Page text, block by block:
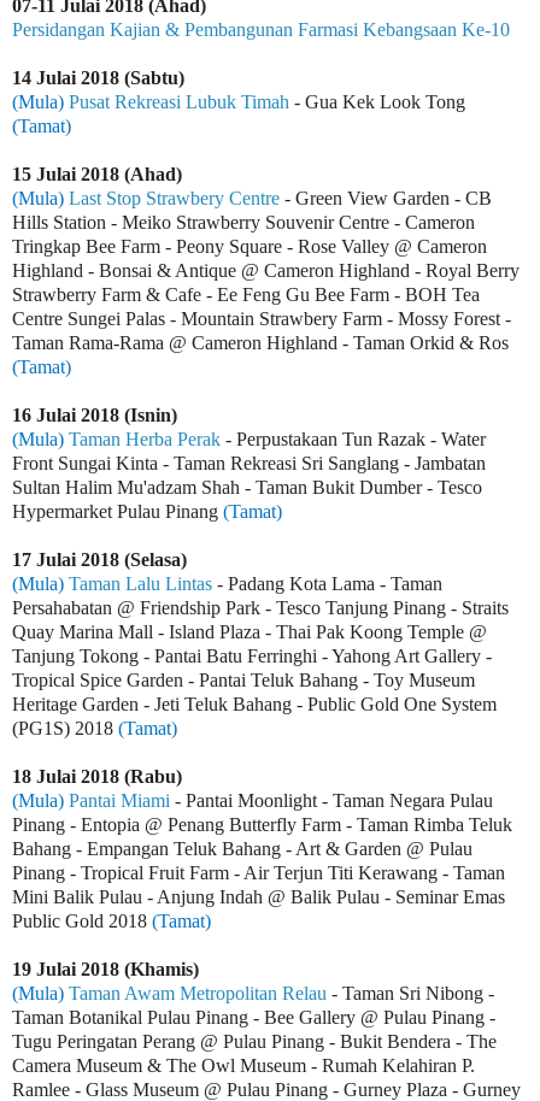
07-11 Julai 2018 (Ahad)
Persidangan Kajian & Pembangunan Farmasi Kebangsaan Ke-10
14 Julai 2018 (Sabtu)
(Mula) Pusat Rekreasi Lubuk Timah - Gua Kek Look Tong
(Tamat)
15 Julai 2018 (Ahad)
(Mula) Last Stop Strawbery Centre - Green View Garden - CB
Hills Station - Meiko Strawberry Souvenir Centre - Cameron
Tringkap Bee Farm - Peony Square - Rose Valley @ Cameron
Highland - Bonsai & Antique @ Cameron Highland - Royal Berry
Strawberry Farm & Cafe - Ee Feng Gu Bee Farm - BOH Tea
Centre Sungei Palas - Mountain Strawbery Farm - Mossy Forest -
Taman Rama-Rama @ Cameron Highland - Taman Orkid & Ros
(Tamat)
16 Julai 2018 (Isnin)
(Mula) Taman Herba Perak - Perpustakaan Tun Razak - Water
Front Sungai Kinta - Taman Rekreasi Sri Sanglang - Jambatan
Sultan Halim Mu'adzam Shah - Taman Bukit Dumber - Tesco
Hypermarket Pulau Pinang (Tamat)
17 Julai 2018 (Selasa)
(Mula) Taman Lalu Lintas - Padang Kota Lama - Taman
Persahabatan @ Friendship Park - Tesco Tanjung Pinang - Straits
Quay Marina Mall - Island Plaza - Thai Pak Koong Temple @
Tanjung Tokong - Pantai Batu Ferringhi - Yahong Art Gallery -
Tropical Spice Garden - Pantai Teluk Bahang - Toy Museum
Heritage Garden - Jeti Teluk Bahang - Public Gold One System
(PG1S) 2018 (Tamat)
18 Julai 2018 (Rabu)
(Mula) Pantai Miami - Pantai Moonlight - Taman Negara Pulau
Pinang - Entopia @ Penang Butterfly Farm - Taman Rimba Teluk
Bahang - Empangan Teluk Bahang - Art & Garden @ Pulau
Pinang - Tropical Fruit Farm - Air Terjun Titi Kerawang - Taman
Mini Balik Pulau - Anjung Indah @ Balik Pulau - Seminar Emas
Public Gold 2018 (Tamat)
19 Julai 2018 (Khamis)
(Mula) Taman Awam Metropolitan Relau - Taman Sri Nibong -
Taman Botanikal Pulau Pinang - Bee Gallery @ Pulau Pinang -
Tugu Peringatan Perang @ Pulau Pinang - Bukit Bendera - The
Camera Museum & The Owl Museum - Rumah Kelahiran P.
Ramlee - Glass Museum @ Pulau Pinang - Gurney Plaza - Gurney